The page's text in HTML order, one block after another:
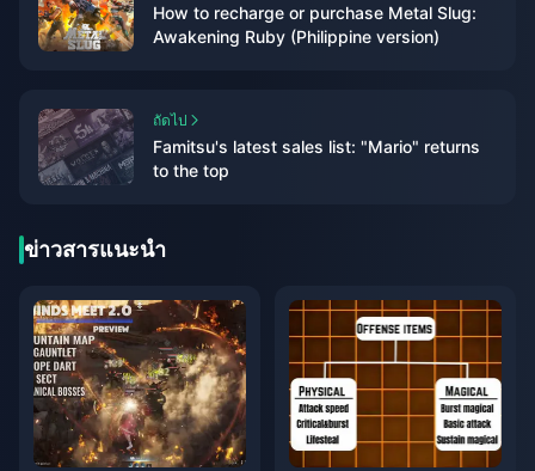
How to recharge or purchase Metal Slug:
Awakening Ruby (Philippine version)
ถัดไป
Famitsu's latest sales list: "Mario" returns
to the top
ข่าวสารแนะนำ